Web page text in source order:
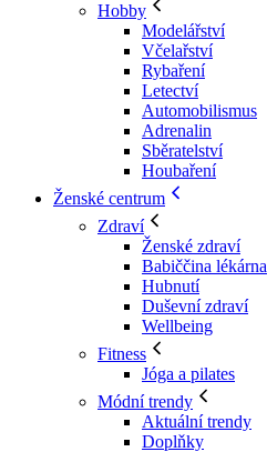
Hobby
Modelářství
Včelařství
Rybaření
Letectví
Automobilismus
Adrenalin
Sběratelství
Houbaření
Ženské centrum
Zdraví
Ženské zdraví
Babiččina lékárna
Hubnutí
Duševní zdraví
Wellbeing
Fitness
Jóga a pilates
Módní trendy
Aktuální trendy
Doplňky